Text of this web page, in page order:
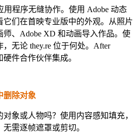
用程序无缝协作。使用 Adobe 动态
们在首映专业版中的外观。从照片
、Adobe XD 和动画导入作品。使
无论 they.re 位于何处。After
硬件合作伙伴集成。
删除对象
象或人物吗？使用内容感知填充，
需逐帧遮罩或剪切。